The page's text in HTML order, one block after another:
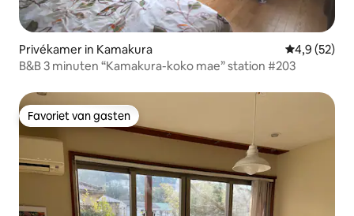
Privékamer in Kamakura
4,9 (52)
B&B 3 minuten “Kamakura-koko mae” station #203
Favoriet van gasten
Favoriet van gasten